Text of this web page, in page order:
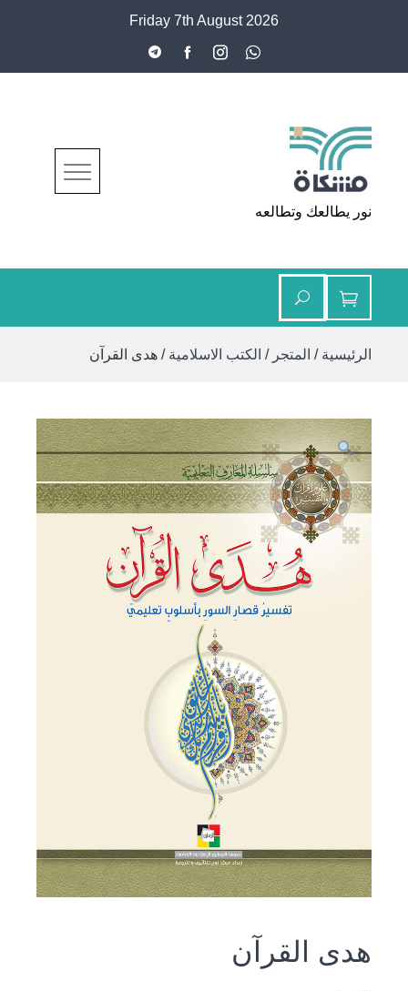
Friday 7th August 2026
مشكاة
نور يطالعك وتطالعه
الرئيسية / المتجر / الكتب الاسلامية / هدى القرآن
هدى القرآن